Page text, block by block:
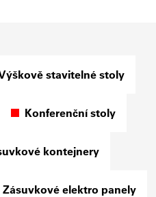
stavitelné stoly
Konferenční stoly
kontejnery
Zásuvkové elektro panely